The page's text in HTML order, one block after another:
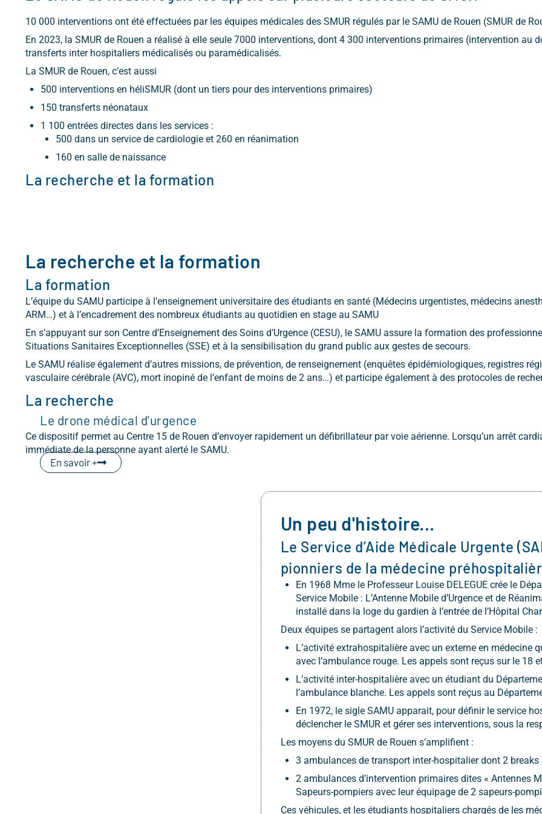
10 000 interventions ont été effectuées par les équipes médicales des SMUR régulés par le SAMU de Rouen (SMUR de
En 2023, la SMUR de Rouen a réalisé à elle seule 7000 interventions, dont 4 300 interventions primaires (intervention
transferts inter hospitaliers médicalisés ou paramédicalisés.
La SMUR de Rouen, c’est aussi
500 interventions en héliSMUR (dont un tiers pour des interventions primaires)
150 transferts néonataux
1 100 entrées directes dans les services :
500 dans un service de cardiologie et 260 en réanimation
160 en salle de naissance
La recherche et la formation
La recherche et la formation
La formation
L’équipe du SAMU participe à l’enseignement universitaire des étudiants en santé (Médecins urgentistes, médecins
ARM…) et à l’encadrement des nombreux étudiants au quotidien en stage au SAMU
En s’appuyant sur son Centre d’Enseignement des Soins d’Urgence (CESU), le SAMU assure la formation des
Situations Sanitaires Exceptionnelles (SSE) et à la sensibilisation du grand public aux gestes de secours.
Le SAMU réalise également d’autres missions, de prévention, de renseignement (enquêtes épidémiologiques, registres
vasculaire cérébrale (AVC), mort inopiné de l’enfant de moins de 2 ans…) et participe également à des protocoles de
La recherche
Le drone médical d'urgence
Ce dispositif permet au Centre 15 de Rouen d’envoyer rapidement un défibrillateur par voie aérienne. Lorsqu’un arrêt
immédiate de la personne ayant alerté le SAMU.
En savoir +
Un peu d'histoire...
Le Service d’Aide Médicale Urgente
pionniers de la médecine
En 1968 Mme le Professeur Louise DELEGUE crée le
Service Mobile : L’Antenne Mobile d’Urgence et de
installé dans la loge du gardien à l’entrée de l’Hôpital
Deux équipes se partagent alors l’activité du Service Mobile :
L’activité extrahospitalière avec un externe en médecine
avec l’ambulance rouge. Les appels sont reçus sur le 18
L’activité inter-hospitalière avec un étudiant du
l’ambulance blanche. Les appels sont reçus au
En 1972, le sigle SAMU apparait, pour définir le service
déclencher le SMUR et gérer ses interventions, sous la
Les moyens du SMUR de Rouen s’amplifient :
3 ambulances de transport inter-hospitalier dont 2 breaks
2 ambulances d’intervention primaires dites « Antennes
Sapeurs-pompiers avec leur équipage de 2 sapeurs-
Ces véhicules, et les étudiants hospitaliers chargés de les